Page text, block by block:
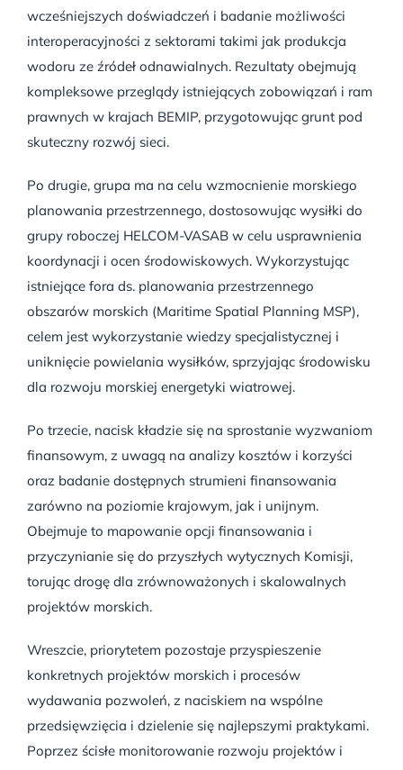
wcześniejszych doświadczeń i badanie możliwości
interoperacyjności z sektorami takimi jak produkcja
wodoru ze źródeł odnawialnych. Rezultaty obejmują
kompleksowe przeglądy istniejących zobowiązań i ram
prawnych w krajach BEMIP, przygotowując grunt pod
skuteczny rozwój sieci.
Po drugie, grupa ma na celu wzmocnienie morskiego
planowania przestrzennego, dostosowując wysiłki do
grupy roboczej HELCOM-VASAB w celu usprawnienia
koordynacji i ocen środowiskowych. Wykorzystując
istniejące fora ds. planowania przestrzennego
obszarów morskich (Maritime Spatial Planning MSP),
celem jest wykorzystanie wiedzy specjalistycznej i
uniknięcie powielania wysiłków, sprzyjając środowisku
dla rozwoju morskiej energetyki wiatrowej.
Po trzecie, nacisk kładzie się na sprostanie wyzwaniom
finansowym, z uwagą na analizy kosztów i korzyści
oraz badanie dostępnych strumieni finansowania
zarówno na poziomie krajowym, jak i unijnym.
Obejmuje to mapowanie opcji finansowania i
przyczynianie się do przyszłych wytycznych Komisji,
torując drogę dla zrównoważonych i skalowalnych
projektów morskich.
Wreszcie, priorytetem pozostaje przyspieszenie
konkretnych projektów morskich i procesów
wydawania pozwoleń, z naciskiem na wspólne
przedsięwzięcia i dzielenie się najlepszymi praktykami.
Poprzez ścisłe monitorowanie rozwoju projektów i